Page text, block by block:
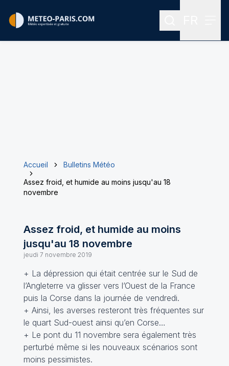
Rechercher
Accueil
Bulletins Météo
Assez froid, et humide au moins jusqu'au 18
novembre
Assez froid, et humide au moins
jusqu'au 18 novembre
jeudi 7 novembre 2019
+ La dépression qui était centrée sur le Sud de
l’Angleterre va glisser vers l’Ouest de la France
puis la Corse dans la journée de vendredi.
+ Ainsi, les averses resteront très fréquentes sur
le quart Sud-ouest ainsi qu’en Corse…
+ Le pont du 11 novembre sera également très
perturbé même si les nouveaux scénarios sont
moins pessimistes.